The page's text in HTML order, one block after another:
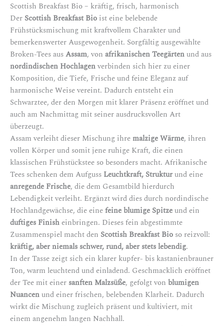
Scottish Breakfast Bio – kräftig, frisch, harmonisch
Der Scottish Breakfast Bio ist eine belebende
Frühstücksmischung mit kraftvollem Charakter und
bemerkenswerter Ausgewogenheit. Sorgfältig ausgewählte
Broken-Tees ausAssam, von afrikanischen Teegärtenund aus
nordindischen Hochlagenverbinden sich hier zu einer
Komposition, die Tiefe, Frische und feine Eleganz auf
harmonische Weise vereint. Dadurch entsteht ein
Schwarztee, der den Morgen mit klarer Präsenz eröffnet und
auch am Nachmittag mit seiner ausdrucksvollen Art
überzeugt.
Assam verleiht dieser Mischung ihremalzige Wärme, ihren
vollen Körper und somit jene ruhige Kraft, die einen
klassischen Frühstückstee so besonders macht. Afrikanische
Tees schenken dem Aufguss Leuchtkraft, Strukturund eine
anregende Frische, die dem Gesamtbild hierdurch
Lebendigkeit verleiht. Ergänzt wird dies durch nordindische
Hochlandgewächse, die einefeine blumige Spitzeund ein
duftiges Finisheinbringen. Dieses fein abgestimmte
Zusammenspiel macht den Scottish Breakfast Bio so reizvoll:
kräftig, aber niemals schwer, rund, aber stets lebendig.
In der Tasse zeigt sich ein klarer kupfer- bis kastanienbrauner
Ton, warm leuchtend und einladend. Geschmacklich eröffnet
der Tee mit einer sanften Malzsüße, gefolgt von blumigen
Nuancenund einer frischen, belebenden Klarheit. Dadurch
wirkt die Mischung zugleich präsent und kultiviert, mit
einem angenehm langen Nachhall.